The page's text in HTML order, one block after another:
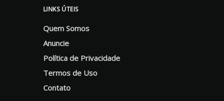
LINKS ÚTEIS
Quem Somos
Anuncie
Política de Privacidade
Termos de Uso
Contato